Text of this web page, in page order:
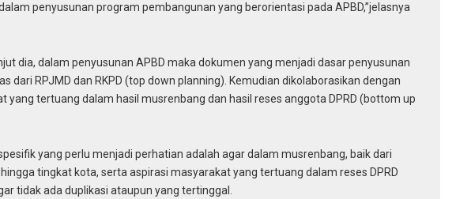
penyusunan program pembangunan yang berorientasi pada APBD,”jelasnya
dia, dalam penyusunan APBD maka dokumen yang menjadi dasar penyusunan
dari RPJMD dan RKPD (top down planning). Kemudian dikolaborasikan dengan
yang tertuang dalam hasil musrenbang dan hasil reses anggota DPRD (bottom up
yang perlu menjadi perhatian adalah agar dalam musrenbang, baik dari
tingkat kota, serta aspirasi masyarakat yang tertuang dalam reses DPRD
tidak ada duplikasi ataupun yang tertinggal.